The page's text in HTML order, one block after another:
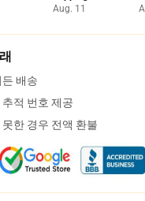
Aug. 11
배송
적 번호 제공
한 경우 전액 환불